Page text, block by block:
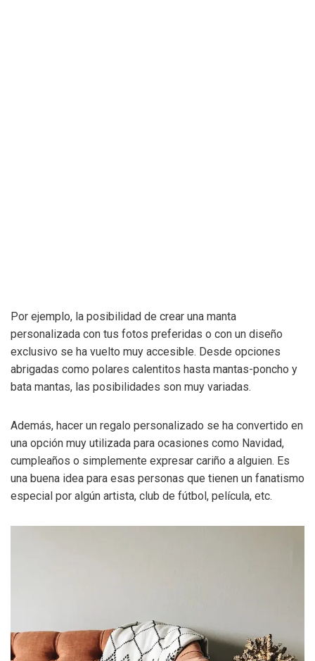
Por ejemplo, la posibilidad de crear una manta
personalizada con tus fotos preferidas o con un diseño
exclusivo se ha vuelto muy accesible. Desde opciones
abrigadas como polares calentitos hasta mantas-poncho y
bata mantas, las posibilidades son muy variadas.
Además, hacer un regalo personalizado se ha convertido en
una opción muy utilizada para ocasiones como Navidad,
cumpleaños o simplemente expresar cariño a alguien. Es
una buena idea para esas personas que tienen un fanatismo
especial por algún artista, club de fútbol, película, etc.